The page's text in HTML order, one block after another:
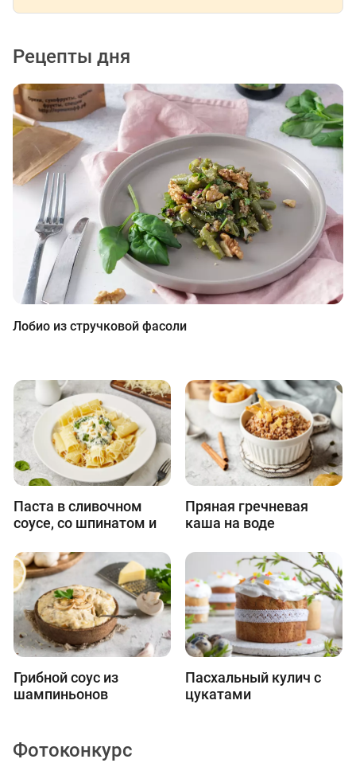
Рецепты дня
Лобио из стручковой фасоли
Паста в сливочном
соусе, со шпинатом и
Пряная гречневая
каша на воде
Грибной соус из
шампиньонов
Пасхальный кулич с
цукатами
Фотоконкурс